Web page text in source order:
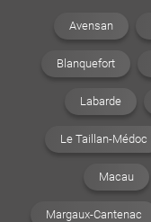
Avensan
Blanquefort
Labarde
Le Taillan-Médoc
Macau
Margaux-Cantenac